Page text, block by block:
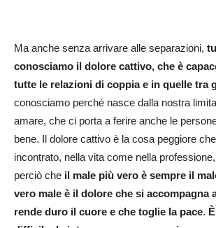
Ma anche senza arrivare alle separazioni,
conosciamo il dolore cattivo, che è
tutte le relazioni di coppia e in quelle tra
conosciamo perché nasce dalla nostra
amare, che ci porta a ferire anche le
bene. Il dolore cattivo è la cosa peggiore
incontrato, nella vita come nella
perciò che il male più vero è sempre il
vero male è il dolore che si accompagna
rende duro il cuore e che toglie la pace.